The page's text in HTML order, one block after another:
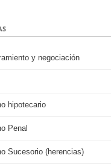
y negociación
hipotecario
Penal
Sucesorio (herencias)